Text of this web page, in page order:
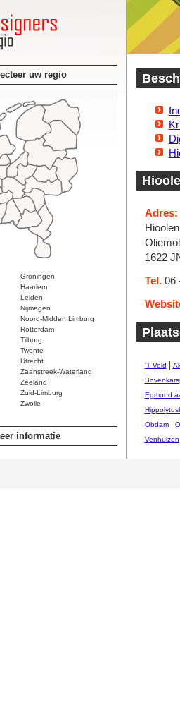
uw regio
Groningen
Haarlem
Leiden
Nijmegen
Noord-Midden Limburg
Rotterdam
Tilburg
Twente
Utrecht
Zaanstreek-Waterland
Zeeland
Zuid-Limburg
Zwolle
informatie
Adres:
Hioolen
1622
Tel.06
'T Veld
Egmond
Obdam|
Venhuizen